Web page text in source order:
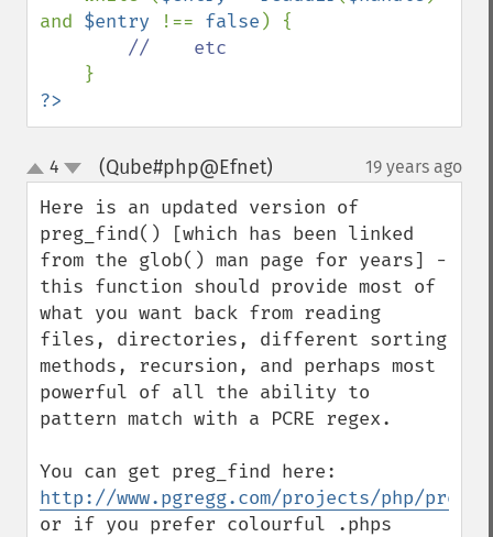
and $entry !== false ) {
//    etc
?>
up
down
4 (Qube#php@Efnet) 19 years ago
Here is an updated version of
preg_find() [which has been linked
from the glob() man page for years] -
this function should provide most of
what you want back from reading
files, directories, different sorting
methods, recursion, and perhaps most
powerful of all the ability to
pattern match with a PCRE regex.
http://www.pgregg.com/projects/php/
or if you prefer colourful .phps